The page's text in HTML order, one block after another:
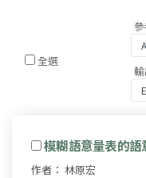
全選
模糊語意量表的
作者： 林原宏